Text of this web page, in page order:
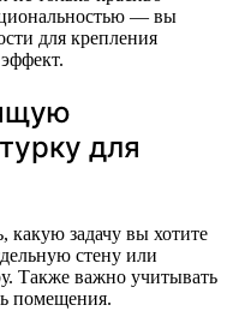
— вы
для крепления
для
какую задачу вы хотите
стену или
Также важно учитывать
помещения.